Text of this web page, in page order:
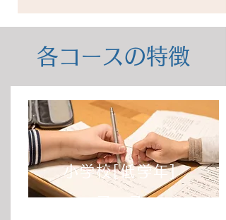
各コースの特徴
小学校[低学年]
コース